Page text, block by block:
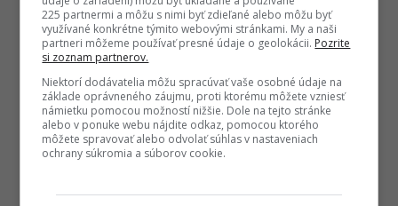
225 partnermi a môžu s nimi byť zdieľané alebo môžu byť
využívané konkrétne týmito webovými stránkami. My a naši
partneri môžeme používať presné údaje o geolokácii. Pozrite
si zoznam partnerov.
Niektorí dodávatelia môžu spracúvať vaše osobné údaje na
základe oprávneného záujmu, proti ktorému môžete vzniesť
námietku pomocou možností nižšie. Dole na tejto stránke
alebo v ponuke webu nájdite odkaz, pomocou ktorého
môžete spravovať alebo odvolať súhlas v nastaveniach
ochrany súkromia a súborov cookie.